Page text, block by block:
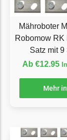
Cub Cadet
Ecovacs
Ecovacs Messer
Einhell
Einhell Messer
Etesia
Mähroboter
Robomow RK
Satz mit 9
Ab €12.95
Mehr